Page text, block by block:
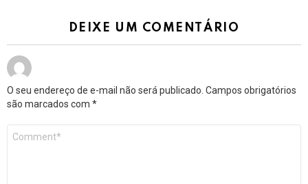
DEIXE UM COMENTÁRIO
O seu endereço de e-mail não será publicado. Campos obrigatórios
são marcados com *